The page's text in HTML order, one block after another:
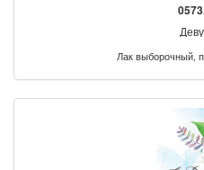
Лак выборочный,